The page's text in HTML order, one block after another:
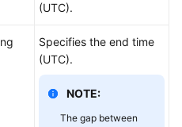
(UTC).
Specifies the end time
(UTC).
NOTE:
The gap between